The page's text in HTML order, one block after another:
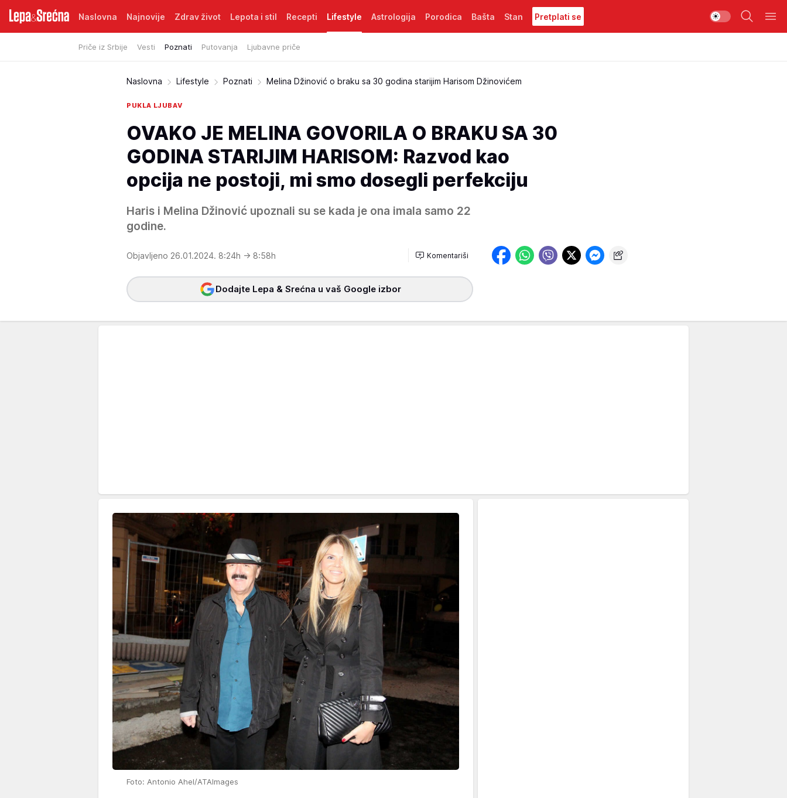
Naslovna Najnovije Zdrav život Lepota i stil Recepti Lifestyle
Priče iz Srbije Vesti Poznati Putovanja Ljubavne priče
Astrologija Porodica Bašta Stan Pretplati se
Naslovna Lifestyle Poznati Melina Džinović o braku sa 30 godina starijim Harisom Džinovićem
PUKLA LJUBAV
OVAKO JE MELINA GOVORILA O BRAKU SA 30
GODINA STARIJIM HARISOM: Razvod kao
opcija ne postoji, mi smo dosegli perfekciju
Haris i Melina Džinović upoznali su se kada je ona imala samo 22
godine.
Objavljeno 26.01.2024. 8:24h → 8:58h Komentariši
Dodajte Lepa & Srećna u vaš Google izbor
Foto: Antonio Ahel/ATAImages